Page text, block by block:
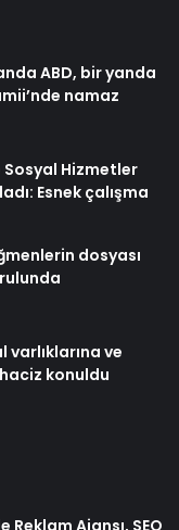
ABD, bir yanda
namaz
Sosyal Hizmetler
Esnek çalışma
dosyası
varlıklarına ve
konuldu